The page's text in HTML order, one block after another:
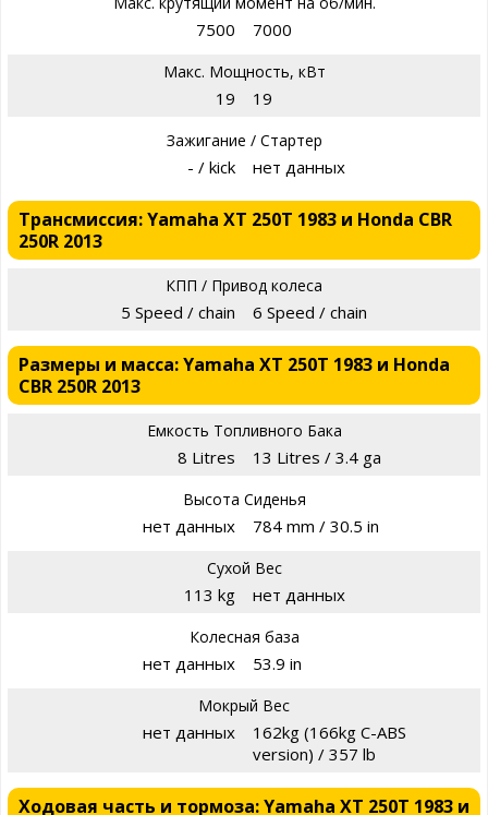
7500 7000
Макс. Мощность, кВт
19 19
Зажигание / Стартер
- / kick нет данных
Трансмиссия: Yamaha XT 250T 1983 и Honda CBR
250R 2013
КПП / Привод колеса
5 Speed / chain 6 Speed / chain
Размеры и масса: Yamaha XT 250T 1983 и Honda
CBR 250R 2013
Емкость Топливного Бака
8 Litres 13 Litres / 3.4 ga
Высота Сиденья
нет данных 784 mm / 30.5 in
Сухой Вес
113 kg нет данных
Колесная база
нет данных 53.9 in
Мокрый Вес
нет данных
162kg (166kg C-ABS
version) / 357 lb
Ходовая часть и тормоза: Yamaha XT 250T 1983 и